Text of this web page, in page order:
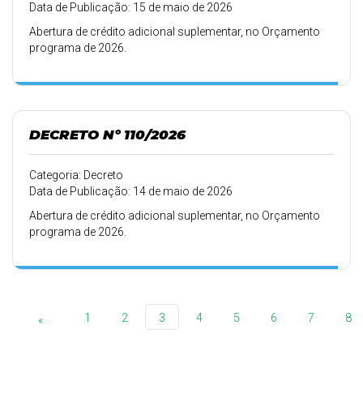
Data de Publicação: 15 de maio de 2026
Abertura de crédito adicional suplementar, no Orçamento
programa de 2026.
DECRETO Nº 110/2026
Categoria: Decreto
Data de Publicação: 14 de maio de 2026
Abertura de crédito adicional suplementar, no Orçamento
programa de 2026.
« 1 2 3 4 5 6 7 8